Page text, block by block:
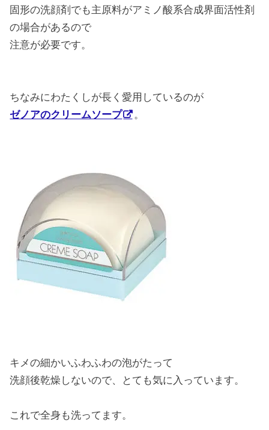
固形の洗顔剤でも主原料がアミノ酸系合成界面活性剤
の場合があるので
注意が必要です。
ちなみにわたくしが長く愛用しているのが
ゼノアのクリームソープ
。
キメの細かいふわふわの泡がたって
洗顔後乾燥しないので、とても気に入っています。
これで全身も洗ってます。